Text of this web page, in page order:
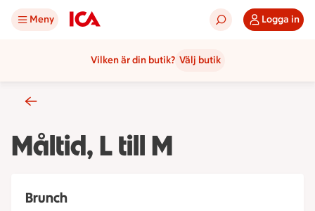
Meny Logga in
Vilken är din butik? Välj butik
Måltid, L till M
Brunch